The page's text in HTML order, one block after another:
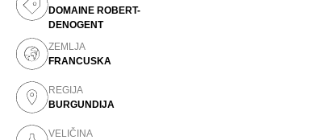
DOMAINE ROBERT-
DENOGENT
ZEMLJA
FRANCUSKA
REGIJA
BURGUNDIJA
VELIČINA